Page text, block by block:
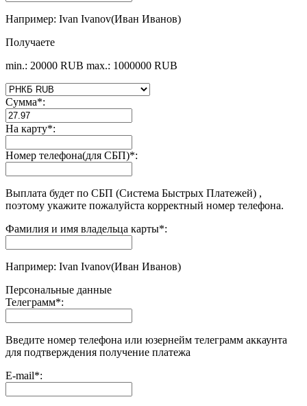
Например: Ivan Ivanov(Иван Иванов)
Получаете
min.: 20000 RUB max.: 1000000 RUB
Сумма*:
На карту*:
Номер телефона(для СБП)*:
Выплата будет по СБП (Система Быстрых Платежей) ,
поэтому укажите пожалуйста корректный номер телефона.
Фамилия и имя владельца карты*:
Например: Ivan Ivanov(Иван Иванов)
Персональные данные
Телеграмм*:
Введите номер телефона или юзернейм телеграмм аккаунта
для подтверждения получение платежа
E-mail*: